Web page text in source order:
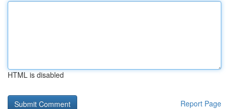
HTML is disabled
Report Page